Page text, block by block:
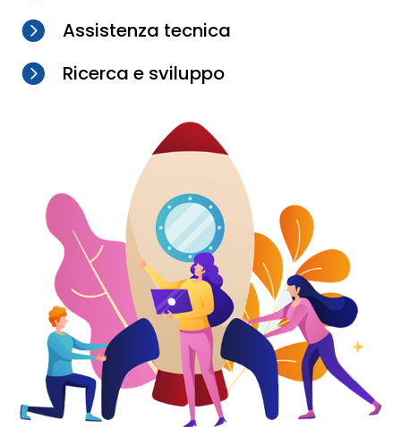
 Assistenza tecnica
 Ricerca e sviluppo